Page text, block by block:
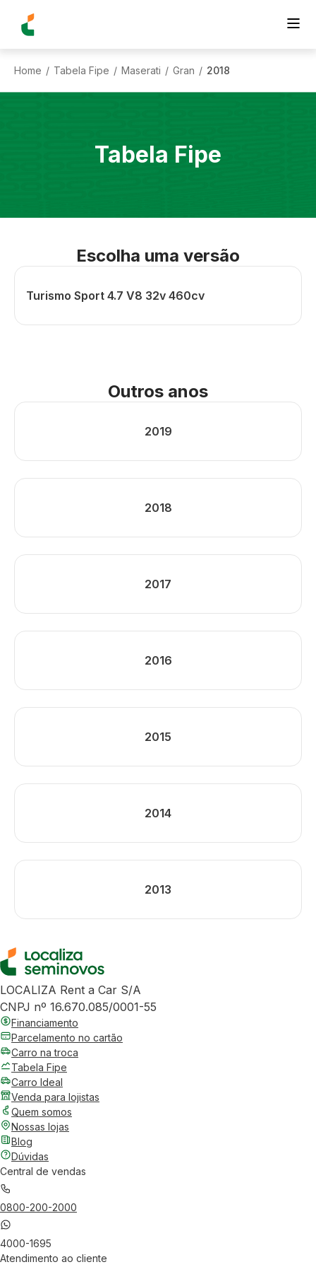
Home / Tabela Fipe / Maserati / Gran / 2018
Tabela Fipe
Escolha uma versão
Turismo Sport 4.7 V8 32v 460cv
Outros anos
2019
2018
2017
2016
2015
2014
2013
LOCALIZA Rent a Car S/A
CNPJ nº 16.670.085/0001-55
Financiamento
Parcelamento no cartão
Carro na troca
Tabela Fipe
Carro Ideal
Venda para lojistas
Quem somos
Nossas lojas
Blog
Dúvidas
Central de vendas
0800-200-2000
4000-1695
Atendimento ao cliente